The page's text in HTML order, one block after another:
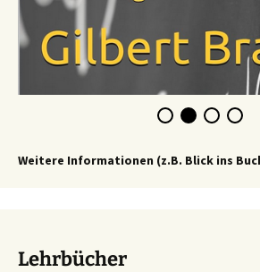
Weitere Informationen (z.B. Blick ins
Lehrbücher